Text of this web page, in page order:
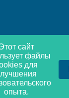
сайт
файлы
для
опыта.